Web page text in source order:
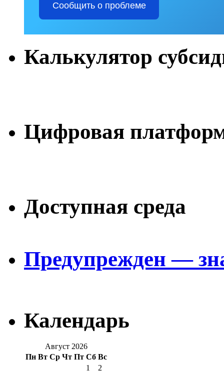
Сообщить о проблеме
Калькулятор
Цифровая
Доступная среда
Предупрежден —
Календарь
Август 2026
Пн Вт Ср Чт Пт Сб Вс
1
2